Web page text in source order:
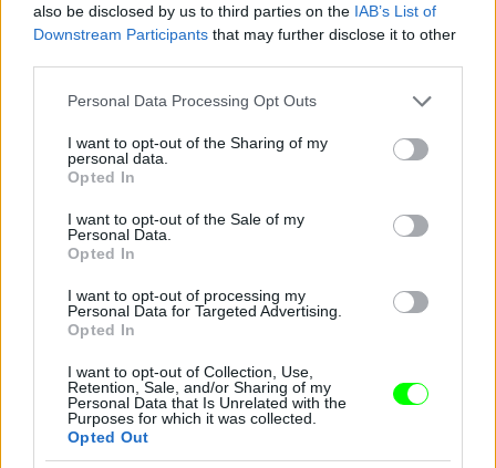
also be disclosed by us to third parties on the IAB’s List of
Downstream Participants that may further disclose it to other
Please note that this website/app uses one or more Google
not limited to your visit or usage behaviour. You may click to
grant or deny consent to Google and its third-party tags to
use your data for below specified purposes in below Google
consent section.
Personal Data Processing Opt Outs
I want to opt-out of the Sharing of my
personal data.
Opted In
I want to opt-out of the Sale of my
Personal Data.
Opted In
I want to opt-out of processing my
Personal Data for Targeted Advertising.
Opted In
I want to opt-out of Collection, Use,
Retention, Sale, and/or Sharing of my
Personal Data that Is Unrelated with the
Purposes for which it was collected.
Opted Out
És most ismerjék meg Farkas Ritát, a 48 éves
de azóta sincs senkije egyiküknek sem.
Jön még kép!